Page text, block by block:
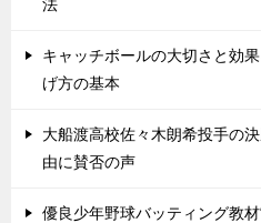
法
キャッチボールの大切さと効
げ方の基本
大船渡高校佐々木朗希投手の
由に賛否の声
優良少年野球バッティング教